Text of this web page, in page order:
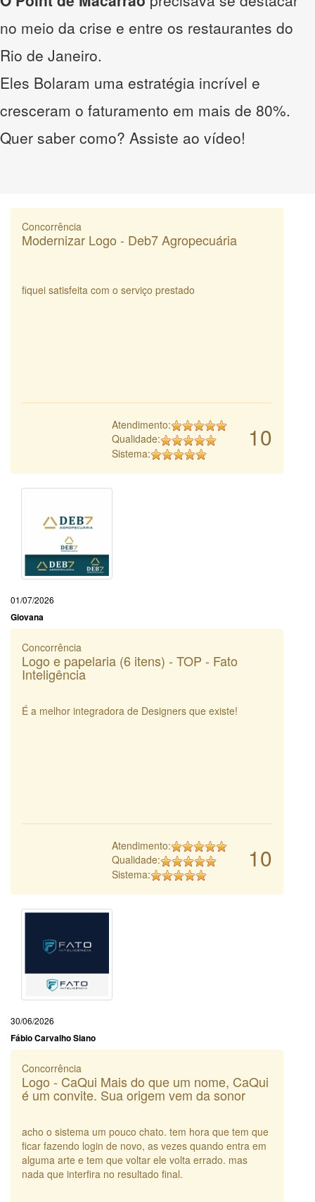
no meio da crise e entre os restaurantes do
Rio de Janeiro.
Eles Bolaram uma estratégia incrível e
cresceram o faturamento em mais de 80%.
Quer saber como? Assiste ao vídeo!
Concorrência
Modernizar Logo - Deb7 Agropecuária
fiquei satisfeita com o serviço prestado
10
Atendimento:
Qualidade:
Sistema:
01/07/2026
Giovana
Concorrência
Logo e papelaria (6 itens) - TOP - Fato
Inteligência
É a melhor integradora de Designers que existe!
10
Atendimento:
Qualidade:
Sistema:
30/06/2026
Fábio Carvalho Siano
Concorrência
Logo - CaQui Mais do que um nome, CaQui
é um convite. Sua origem vem da sonor
acho o sistema um pouco chato. tem hora que tem que
ficar fazendo login de novo, as vezes quando entra em
alguma arte e tem que voltar ele volta errado. mas
nada que interfira no resultado final.